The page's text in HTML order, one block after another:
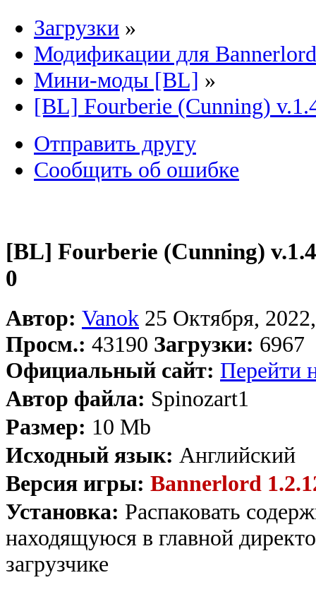
Загрузки »
Модификации для Bannerlord
Мини-моды [BL] »
[BL] Fourberie (Cunning)
Отправить другу
Сообщить об ошибке
[BL] Fourberie (Cunning)
0
Автор: Vanok 25 Октября,
Просм.: 43190 Загрузки: 6967
Официальный сайт: Перейти
Автор файла: Spinozart1
Размер: 10 Mb
Исходный язык: Английский
Версия игры: Bannerlord
Установка: Распаковать
находящуюся в главной
загрузчике